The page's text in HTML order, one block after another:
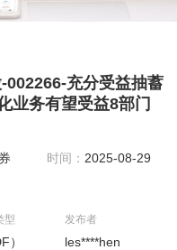
002266-充分受益抽蓄
业务有望受益8部门
时间： 2025-08-29
型
）
发布者
les****hen